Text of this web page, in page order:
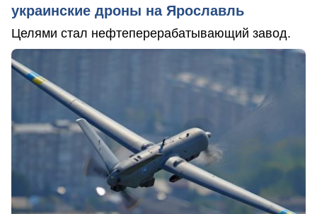
украинские дроны на Ярославль
Целями стал нефтеперерабатывающий завод.